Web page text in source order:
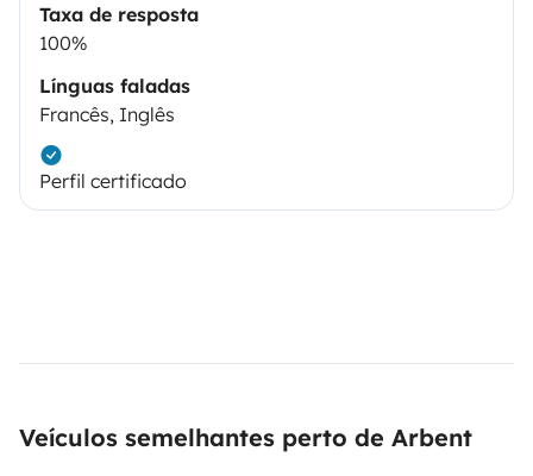
Taxa de resposta
100%
Línguas faladas
Francês, Inglês
Perfil certificado
Veículos semelhantes perto de Arbent